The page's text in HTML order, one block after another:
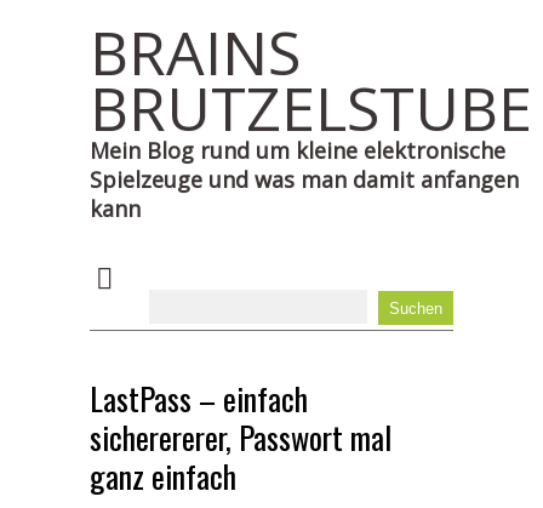
BRAINS
BRUTZELSTUBE
Mein Blog rund um kleine elektronische
Spielzeuge und was man damit anfangen
kann
LastPass – einfach
sicherererer, Passwort mal
ganz einfach